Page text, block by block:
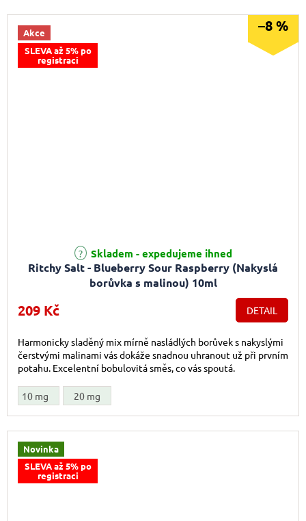
Akce
SLEVA až 5% po
registraci
–8 %
Ritchy Salt - Blueberry Sour Raspberry (Nakyslá
borůvka s malinou) 10ml
Skladem - expedujeme ihned
209 Kč DETAIL
Harmonicky sladěný mix mírně nasládlých borůvek s nakyslými
čerstvými malinami vás dokáže snadnou uhranout už při prvním
potahu. Excelentní bobulovitá směs, co vás spoutá.
10 mg 20 mg
Novinka
SLEVA až 5% po
registraci